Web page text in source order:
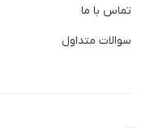
تماس با ما
سوالات متداول